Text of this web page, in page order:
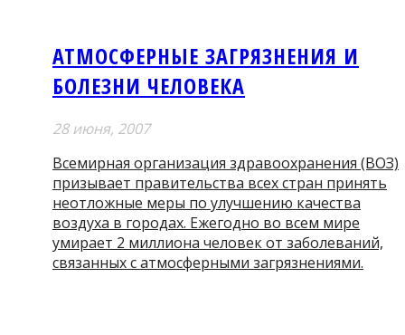
АТМОСФЕРНЫЕ ЗАГРЯЗНЕНИЯ И
БОЛЕЗНИ ЧЕЛОВЕКА
28 июня, 2007
Всемирная организация здравоохранения (ВОЗ)
призывает правительства всех стран принять
неотложные меры по улучшению качества
воздуха в городах. Ежегодно во всем мире
умирает 2 миллиона человек от заболеваний,
связанных с атмосферными загрязнениями.